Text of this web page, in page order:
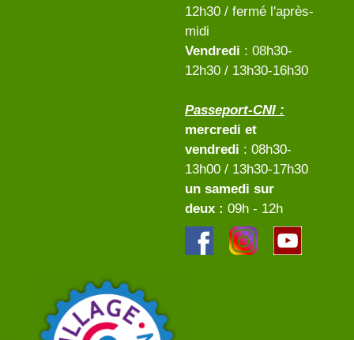
12h30 / fermé l'après-
midi
Vendredi : 08h30-
12h30 / 13h30-16h30
Passeport-CNI :
mercredi et
vendredi : 08h30-
13h00 / 13h30-17h30
un samedi sur
deux : 09h - 12h